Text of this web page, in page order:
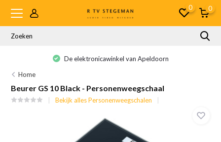
0 0
De elektronicawinkel van Apeldoorn
Home
Beurer GS 10 Black - Personenweegschaal
Bekijk alles Personenweegschalen